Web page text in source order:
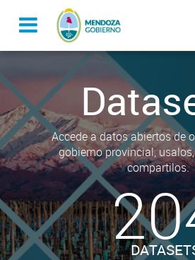
Accede a datos abiertos de
gobierno provincial,
compartilos.